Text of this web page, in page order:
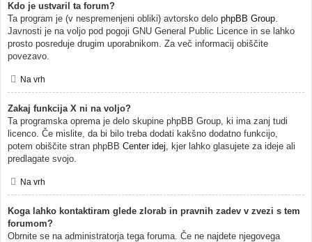
Kdo je ustvaril ta forum?
Ta program je (v nespremenjeni obliki) avtorsko delo phpBB Group.
Javnosti je na voljo pod pogoji GNU General Public Licence in se lahko
prosto posreduje drugim uporabnikom. Za več informacij obiščite
povezavo.
Na vrh
Zakaj funkcija X ni na voljo?
Ta programska oprema je delo skupine phpBB Group, ki ima zanj tudi
licenco. Če mislite, da bi bilo treba dodati kakšno dodatno funkcijo,
potem obiščite stran phpBB Center idej, kjer lahko glasujete za ideje ali
predlagate svojo.
Na vrh
Koga lahko kontaktiram glede zlorab in pravnih zadev v zvezi s tem
forumom?
Obrnite se na administratorja tega foruma. Če ne najdete njegovega